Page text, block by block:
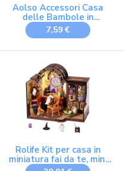
Aolso Accessori Casa
delle Bambole in
Miniatura, Mini Set
Ornamenti, Miniatura
Set Da Giardinaggio,
Regalo Giocattolo per
Bambini
7,59 €
Rolife Kit per casa in
miniatura fai da te, mini
kit di costruzione della